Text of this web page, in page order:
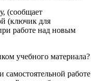
(сообщает
(ключик для
работе над новым
учебного материала?
работе